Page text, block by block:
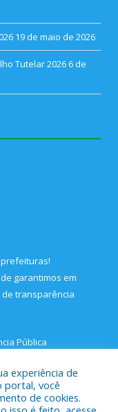
19 de maio de 2026
Tutelar 2026 6 de
!
garantimos em
de transparência
Pública
experiência de
portal, você
de cookies.